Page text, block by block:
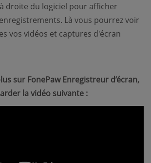
droite du logiciel pour afficher
Là vous pourrez voir
vos vidéos et captures d'écran
sur FonePaw Enregistreur d’écran,
la vidéo suivante :